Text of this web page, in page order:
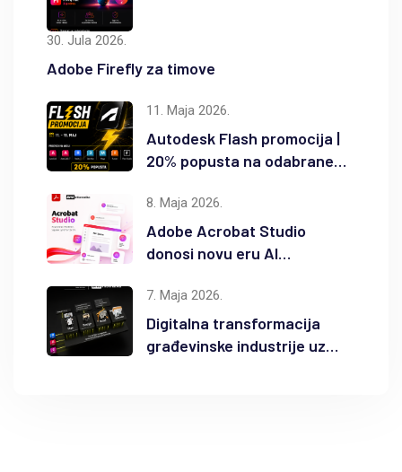
30. Jula 2026.
Adobe Firefly za timove
11. Maja 2026.
Autodesk Flash promocija |
20% popusta na odabrane
8. Maja 2026.
Adobe Acrobat Studio
donosi novu eru AI
7. Maja 2026.
Digitalna transformacija
građevinske industrije uz